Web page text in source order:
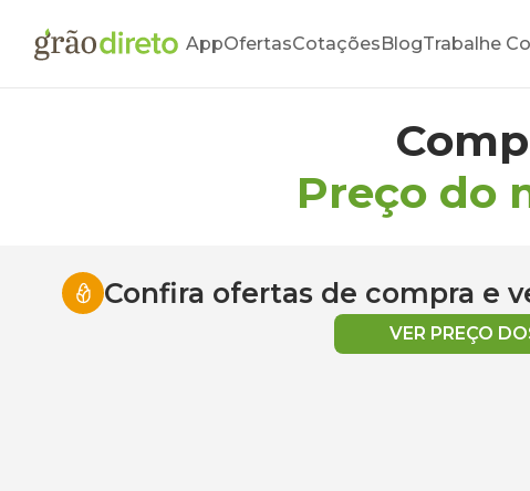
AppOfertasCotaçõesBlogTrabalhe
Preço do
Confira ofertas de compra e
VER PREÇO